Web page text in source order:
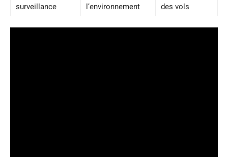
surveillance
l’environnement
des vols